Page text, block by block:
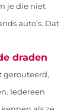
je die niet
auto’s. Dat
draden
gerouteerd,
Iedereen